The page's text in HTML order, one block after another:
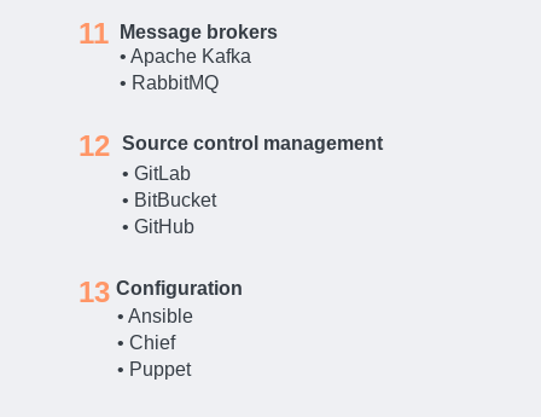
Source control management
12
• GitLab
• BitBucket
• GitHub
Configuration
13
• Ansible
• Chief
• Puppet
Message brokers
11
• Apache Kafka
• RabbitMQ